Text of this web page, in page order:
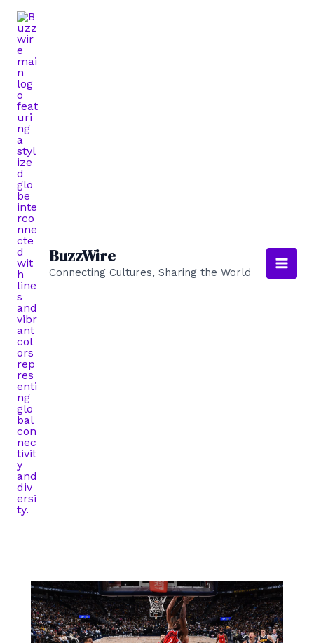
Skip
content
BuzzWire
Connecting Cultures, Sharing the World
Main